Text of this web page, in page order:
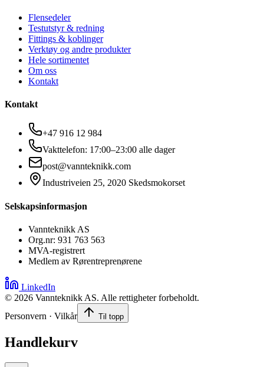
Flensedeler
Testutstyr & redning
Fittings & koblinger
Verktøy og andre produkter
Hele sortimentet
Om oss
Kontakt
Kontakt
+47 916 12 984
Vakttelefon: 17:00–23:00 alle dager
post@vannteknikk.com
Industriveien 25, 2020 Skedsmokorset
Selskapsinformasjon
Vannteknikk AS
Org.nr: 931 763 563
MVA-registrert
Medlem av Rørentreprenørene
LinkedIn
© 2026 Vannteknikk AS. Alle rettigheter forbeholdt.
Personvern · Vilkår
Til topp
Handlekurv